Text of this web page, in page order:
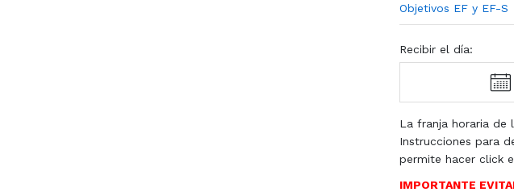
Objetivos EF y EF-S
Recibir el día:
La franja horaria de
Instrucciones para
permite hacer click
IMPORTANTE